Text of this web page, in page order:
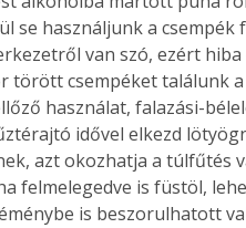
vagy
is
Bárhol,
élve
az
A
se használjunk a
van szó, ezért
törött csempéket találunk
használat, falazási-
idővel elkezd
azt okozhatja a túlfűtés
felmelegedve is füstöl,
is beszorulhatott